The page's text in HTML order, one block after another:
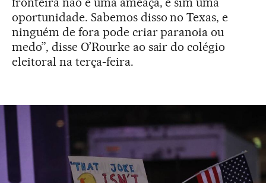
oportunidade. Sabemos disso no Texas, e
ninguém de fora pode criar paranoia ou
medo”, disse O’Rourke ao sair do colégio
eleitoral na terça-feira.